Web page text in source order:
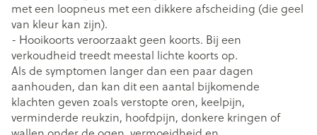
met een loopneus met een dikkere afscheiding (die geel
van kleur kan zijn).
- Hooikoorts veroorzaakt geen koorts. Bij een
verkoudheid treedt meestal lichte koorts op.
Als de symptomen langer dan een paar dagen
aanhouden, dan kan dit een aantal bijkomende
klachten geven zoals verstopte oren, keelpijn,
verminderde reukzin, hoofdpijn, donkere kringen of